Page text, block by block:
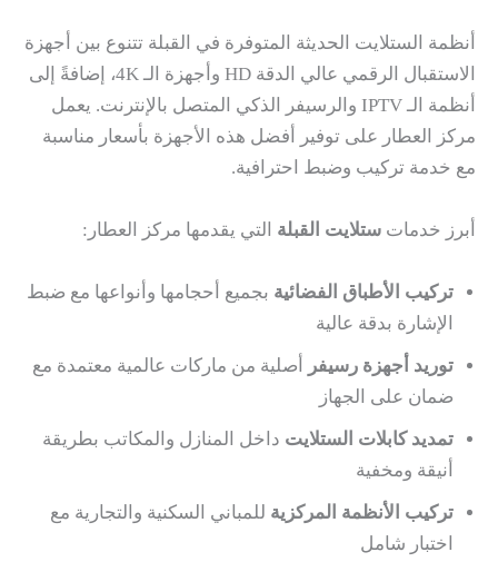
أنظمة الستلايت الحديثة المتوفرة في القبلة تتنوع بين أجهزة
الاستقبال الرقمي عالي الدقة HD وأجهزة الـ 4K، إضافةً إلى
أنظمة الـ IPTV والرسيفر الذكي المتصل بالإنترنت. يعمل
مركز العطار على توفير أفضل هذه الأجهزة بأسعار مناسبة
مع خدمة تركيب وضبط احترافية.
أبرز خدمات ستلايت القبلة التي يقدمها مركز العطار:
تركيب الأطباق الفضائية بجميع أحجامها وأنواعها مع ضبط
الإشارة بدقة عالية
توريد أجهزة رسيفر
أصلية من ماركات عالمية معتمدة مع
ضمان على الجهاز
تمديد كابلات الستلايت داخل المنازل والمكاتب بطريقة
أنيقة ومخفية
تركيب الأنظمة المركزية للمباني السكنية والتجارية مع
اختبار شامل